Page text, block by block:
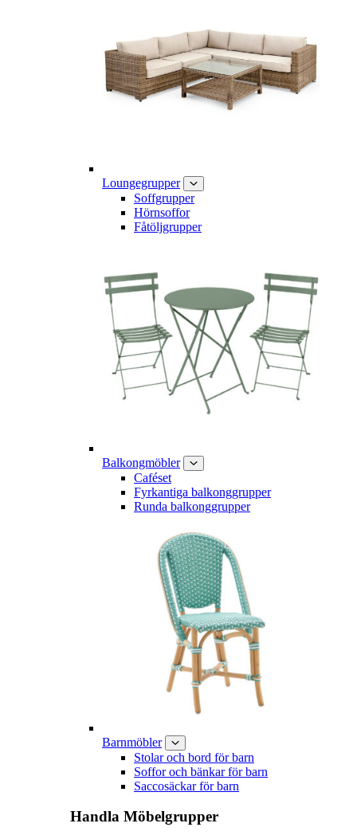
Loungegrupper
Soffgrupper
Hörnsoffor
Fåtöljgrupper
Balkongmöbler
Caféset
Fyrkantiga balkonggrupper
Runda balkonggrupper
Barnmöbler
Stolar och bord för barn
Soffor och bänkar för barn
Saccosäckar för barn
Handla Möbelgrupper